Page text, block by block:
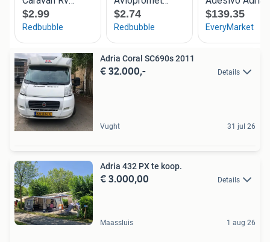
Adria Coral SC690s 2011
€ 32.000,- Details
Vught 31 jul 26
Adria 432 PX te koop.
€ 3.000,00 Details
Maassluis 1 aug 26